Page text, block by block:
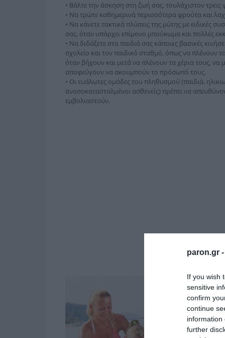
paron.gr -
If you wish
sensitive
confirm
continue
information
further
• Βάλτε την άσκηση στη ζωή σας, τουλάχιστον
• Να τρώτε καθημερινά περισσότερα φρούτα και
• Να κάνετε τακτικά πλύσεις της μύτης με ειδικές
σας, όταν υπάρχει επίμονο μπούκωμα και πολλές
• Να διδάξετε στα παιδιά σας κάποιες βασικές
σχολείο και τον παιδικό σταθμό, όπως να πλένουν
όταν βήχουν και μετά να πλένουν τα χέρια τους,
αποφεύγουν να ακουμπούν το πρόσωπό τους.
• Οι ευάλωτες ομάδες του πληθυσμού (παιδιά,
ανοσοκατασταλμένοι ασθενείς) πρέπει να
εμβολιαστούν.